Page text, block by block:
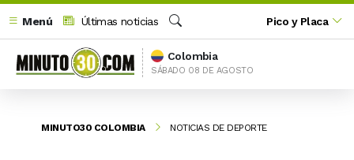
Menú
Últimas noticias
Buscar
Pico y Placa
Colombia
SÁBADO 08 DE AGOSTO
MINUTO30 COLOMBIA NOTICIAS DE DEPORTE